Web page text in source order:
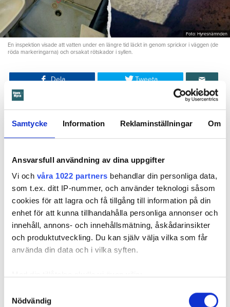
Samtycke Information Reklaminställningar Om
Ansvarsfull användning av dina uppgifter
Vi och våra 1022 partners behandlar din personliga data,
som t.ex. ditt IP-nummer, och använder teknologi såsom
cookies för att lagra och få tillgång till information på din
enhet för att kunna tillhandahålla personliga annonser och
innehåll, annons- och innehållsmätning, åskådarinsikter
och produktutveckling. Du kan själv välja vilka som får
använda din data och i vilka syften.
som kan ha en noggrannhet på upp till flera meter
Nödvändig
Foto: Hyresnämnden
En inspektion visade att vatten under en längre tid läckt in genom sprickor i väggen (de
röda markeringarna) och orsakat rötskador i syllen.
Dela Tweeta
Hyresgästen har bott i lägenheten i skånska Båstad sedan
1995 men måste nu flytta sedan hans kontrakt prövats både
i hyresnämnden och i hovrätten.
Skada upptäcktes av hantverkare
Det var när hyresvärdens hantverkare skulle byta ett
duschmunstycke under hösten förra året som en spricka i
plastmattan på väggen i duschen upptäcktes. Strax efter
detta lät värden ett företag göra en besiktning av
badrummet. Då upptäcktes att vatten läckt från den trasiga
svetsskarven under en längre tid och orsakat omfattande
vattenskador.
med hänvisning till att hyresgästen inte iakttagit sin så
kallade vårdplikt (se faktaruta). Eftersom han inte gick med
på att flytta fick hyresnämnden i Malmö pröva